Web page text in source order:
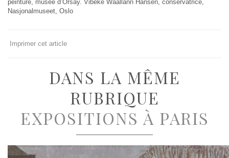
peinture, musée d’Orsay. Vibeke Waallann Hansen, conservatrice,
Nasjonalmuseet, Oslo
Imprimer cet article
DANS LA MÊME
RUBRIQUE
EXPOSITIONS À PARIS